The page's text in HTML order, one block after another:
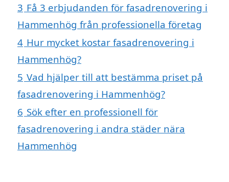
3 Få 3 erbjudanden för fasadrenovering i
Hammenhög från professionella företag
4 Hur mycket kostar fasadrenovering i
Hammenhög?
5 Vad hjälper till att bestämma priset på
fasadrenovering i Hammenhög?
6 Sök efter en professionell för
fasadrenovering i andra städer nära
Hammenhög